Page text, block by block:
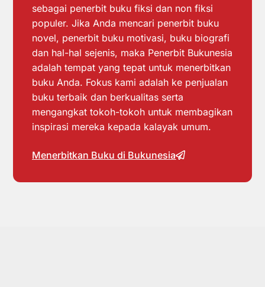
sebagai penerbit buku fiksi dan non fiksi
populer. Jika Anda mencari penerbit buku
novel, penerbit buku motivasi, buku biografi
dan hal-hal sejenis, maka Penerbit Bukunesia
adalah tempat yang tepat untuk menerbitkan
buku Anda. Fokus kami adalah ke penjualan
buku terbaik dan berkualitas serta
mengangkat tokoh-tokoh untuk membagikan
inspirasi mereka kepada kalayak umum.
Menerbitkan Buku di Bukunesia